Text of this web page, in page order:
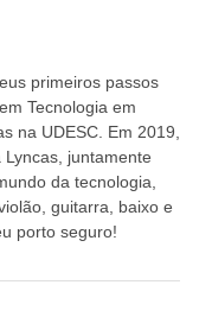
primeiros passos
Tecnologia em
na UDESC. Em 2019,
juntamente
da tecnologia,
guitarra, baixo e
porto seguro!